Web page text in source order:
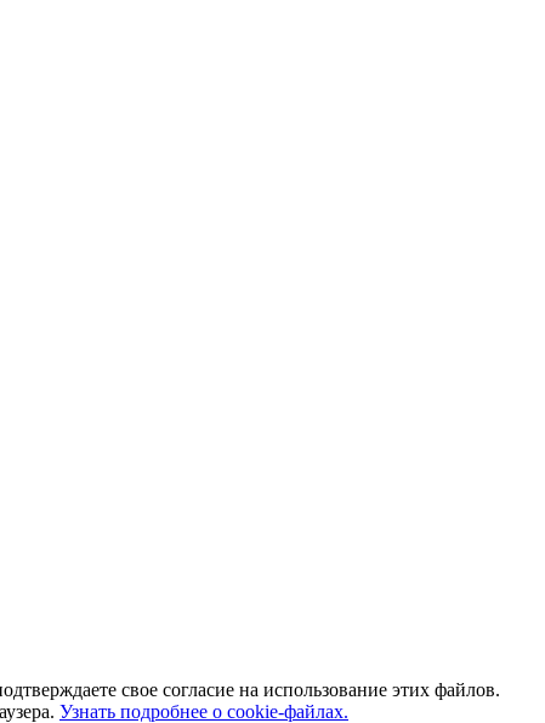
свое согласие на использование этих файлов.
Узнать подробнее о cookie-файлах.